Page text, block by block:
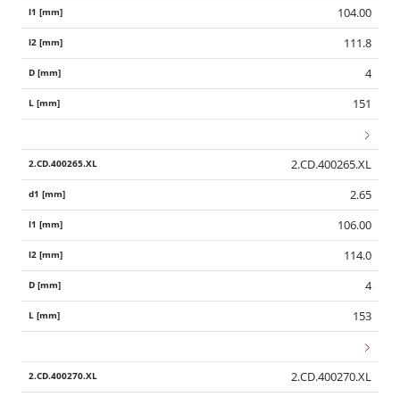
104.00
111.8
4
151
2.CD.400265.XL
2.65
106.00
114.0
4
153
2.CD.400270.XL